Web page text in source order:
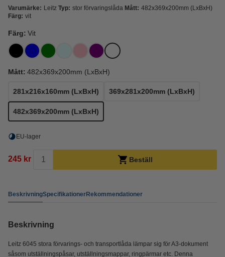
Varumärke: Leitz Typ: stor förvaringslåda Mått: 482x369x200mm (LxBxH)
Färg: vit
Färg: Vit
Mått: 482x369x200mm (LxBxH)
281x216x160mm (LxBxH) 369x281x200mm (LxBxH)
482x369x200mm (LxBxH)
EU-lager
245 kr Beställ
BeskrivningSpecifikationerRekommendationer
Beskrivning
Leitz 6045 stora förvarings- och transportlåda lämpar sig för A3-dokument
såsom utställningspåsar, utställningsmappar, ringpärmar etc. Denna